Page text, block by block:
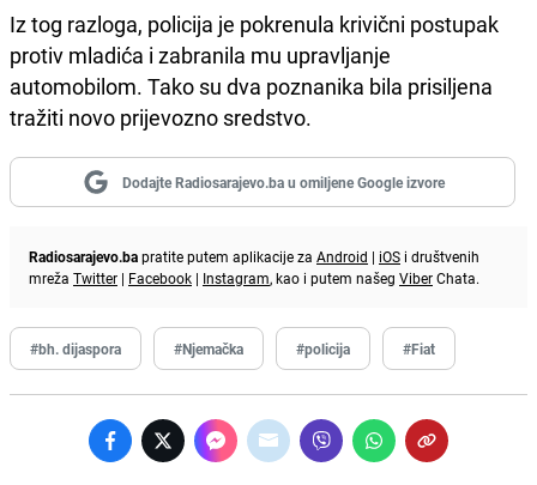
Iz tog razloga, policija je pokrenula krivični postupak
protiv mladića i zabranila mu upravljanje
automobilom. Tako su dva poznanika bila prisiljena
tražiti novo prijevozno sredstvo.
Dodajte Radiosarajevo.ba u omiljene Google izvore
Radiosarajevo.bapratite putem aplikacije za Android | iOS i društvenih
mreža Twitter | Facebook | Instagram, kao i putem našeg ViberChata.
#bh. dijaspora #Njemačka #policija #Fiat